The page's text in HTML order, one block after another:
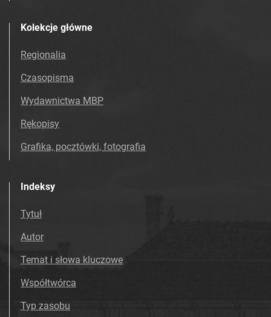
Feliksa Dzierżyńskiego. 1966, nr 52
Tarnowskie Azoty : Organ Samorządu
Feliksa Dzierżyńskiego. 1967
Tarnowskie Azoty : Organ Samorządu
Feliksa Dzierżyńskiego. 1968
Tarnowskie Azoty : Organ Samorządu
Tarnowskie Azoty : Organ Samorządu
Tarnowskie Azoty : Organ Samorządu
Robotniczego Zakładów Azotowych im.
Tarnowskie Azoty : Organ Samorządu
Robotniczego Zakładów Azotowych im.
Kolekcje główne
Regionalia
Czasopisma
Wydawnictwa MBP
Rękopisy
Grafika, pocztówki, fotografia
Indeksy
Tytuł
Autor
Temat i słowa kluczowe
Współtwórca
Typ zasobu